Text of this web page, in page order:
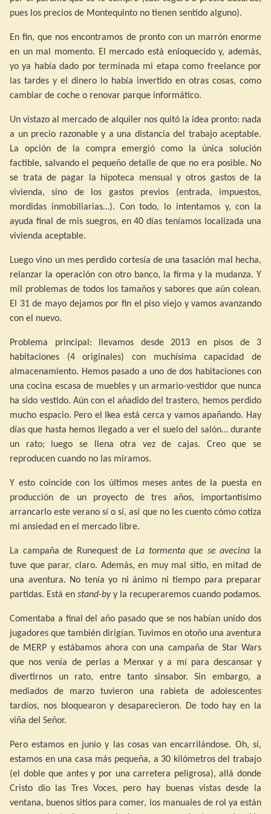
pues los precios de Montequinto no tienen sentido alguno).
En fin, que nos encontramos de pronto con un marrón enorme
en un mal momento. El mercado está enloquecido y, además,
yo ya había dado por terminada mi etapa como freelance por
las tardes y el dinero lo había invertido en otras cosas, como
cambiar de coche o renovar parque informático.
Un vistazo al mercado de alquiler nos quitó la idea pronto: nada
a un precio razonable y a una distancia del trabajo aceptable.
La opción de la compra emergió como la única solución
factible, salvando el pequeño detalle de que no era posible. No
se trata de pagar la hipoteca mensual y otros gastos de la
vivienda, sino de los gastos previos (entrada, impuestos,
mordidas inmobiliarias…). Con todo, lo intentamos y, con la
ayuda final de mis suegros, en 40 días teníamos localizada una
vivienda aceptable.
Luego vino un mes perdido cortesía de una tasación mal hecha,
relanzar la operación con otro banco, la firma y la mudanza. Y
mil problemas de todos los tamaños y sabores que aún colean.
El 31 de mayo dejamos por fin el piso viejo y vamos avanzando
con el nuevo.
Problema principal: llevamos desde 2013 en pisos de 3
habitaciones (4 originales) con muchísima capacidad de
almacenamiento. Hemos pasado a uno de dos habitaciones con
una cocina escasa de muebles y un armario-vestidor que nunca
ha sido vestido. Aún con el añadido del trastero, hemos perdido
mucho espacio. Pero el Ikea está cerca y vamos apañando. Hay
días que hasta hemos llegado a ver el suelo del salón… durante
un rato; luego se llena otra vez de cajas. Creo que se
reproducen cuando no las miramos.
Y esto coincide con los últimos meses antes de la puesta en
producción de un proyecto de tres años, importantísimo
arrancarlo este verano sí o sí, así que no les cuento cómo cotiza
mi ansiedad en el mercado libre.
La campaña de Runequest de La tormenta que se avecina la
tuve que parar, claro. Además, en muy mal sitio, en mitad de
una aventura. No tenía yo ni ánimo ni tiempo para preparar
partidas. Está en stand-byy la recuperaremos cuando podamos.
Comentaba a final del año pasado que se nos habían unido dos
jugadores que también dirigían. Tuvimos en otoño una aventura
de MERP y estábamos ahora con una campaña de Star Wars
que nos venía de perlas a Menxar y a mí para descansar y
divertirnos un rato, entre tanto sinsabor. Sin embargo, a
mediados de marzo tuvieron una rabieta de adolescentes
tardíos, nos bloquearon y desaparecieron. De todo hay en la
viña del Señor.
Pero estamos en junio y las cosas van encarrilándose. Oh, sí,
estamos en una casa más pequeña, a 30 kilómetros del trabajo
(el doble que antes y por una carretera peligrosa), allá donde
Cristo dio las Tres Voces, pero hay buenas vistas desde la
ventana, buenos sitios para comer, los manuales de rol ya están